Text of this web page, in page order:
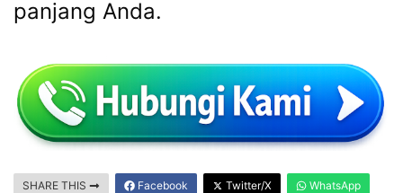
panjang Anda.
SHARE THIS Facebook Twitter/X WhatsApp